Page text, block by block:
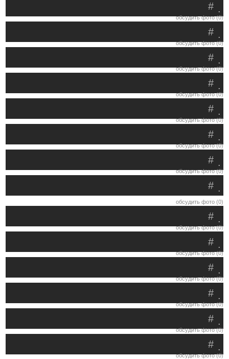
.
#
обсудить фото (0)
.
#
обсудить фото (0)
.
#
обсудить фото (0)
.
#
обсудить фото (0)
.
#
обсудить фото (0)
.
#
обсудить фото (0)
.
#
обсудить фото (0)
.
#
обсудить фото (0)
.
#
обсудить фото (0)
.
#
обсудить фото (0)
.
#
обсудить фото (0)
.
#
обсудить фото (0)
.
#
обсудить фото (0)
.
#
обсудить фото (0)